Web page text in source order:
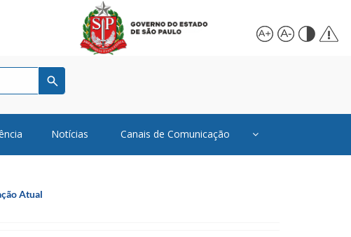
Notícias Canais de Comunicação
Atual